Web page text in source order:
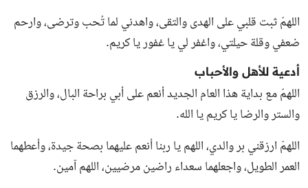
اللهمّ ثبت قلبي على الهدى والتقى، واهدني لما تُحب وترضى، وارحم
ضعفي وقلة حيلتي، واغفر لي يا غفور يا كريم.
أدعية للأهل والأحباب
اللهمّ مع بداية هذا العام الجديد أنعم على أبي براحة البال، والرزق
والستر والرضا يا كريم يا الله.
اللهمّ ارزقني بر والدي، اللهم يا ربنا أنعم عليهما بصحة جيدة، وأعطهما
العمر الطويل، واجعلهما سعداء راضين مرضيين، اللهم آمين.